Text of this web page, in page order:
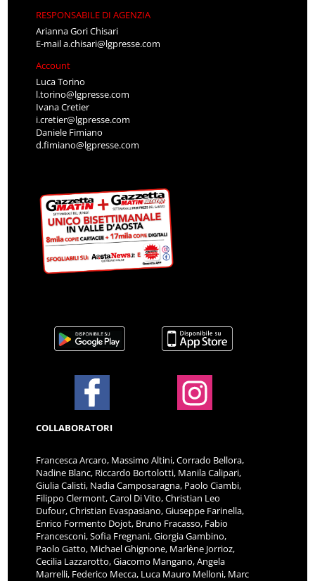
RESPONSABILE DI AGENZIA
Arianna Gori Chisari
E-maila.chisari@lgpresse.com
Account
Luca Torino
l.torino@lgpresse.com
Ivana Cretier
i.cretier@lgpresse.com
Daniele Fimiano
d.fimiano@lgpresse.com
COLLABORATORI
Francesca Arcaro, Massimo Altini, Corrado Bellora,
Nadine Blanc, Riccardo Bortolotti, Manila Calipari,
Giulia Calisti, Nadia Camposaragna, Paolo Ciambi,
Filippo Clermont, Carol Di Vito, Christian Leo
Dufour, Christian Evaspasiano, Giuseppe Farinella,
Enrico Formento Dojot, Bruno Fracasso, Fabio
Francesconi, Sofia Fregnani, Giorgia Gambino,
Paolo Gatto, Michael Ghignone, Marlène Jorrioz,
Cecilia Lazzarotto, Giacomo Mangano, Angela
Marrelli, Federico Mecca, Luca Mauro Melloni, Marc